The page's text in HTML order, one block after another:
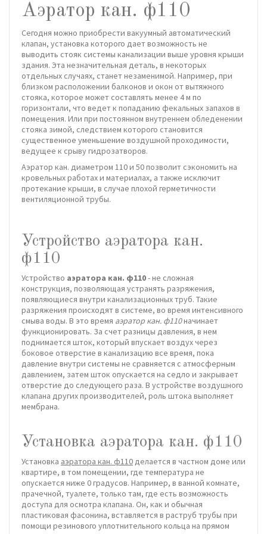
Аэратор кан. ф110
Сегодня можно приобрести вакуумный автоматический
клапан, установка которого дает возможность не
выводить стояк системы канализации выше уровня крыши
здания. Эта незначительная деталь, в некоторых
отдельных случаях, станет незаменимой. Например, при
близком расположении балконов и окон от вытяжного
стояка, которое может составлять менее 4 м по
горизонтали, что ведет к попаданию фекальных запахов в
помещения. Или при постоянном внутреннем обледенении
стояка зимой, следствием которого становится
существенное уменьшение воздушной проходимости,
ведущее к срыву гидрозатворов.
Аэратор кан. диаметром 110 и 50 позволит сэкономить на
кровельных работах и материалах, а также исключит
протекание крыши, в случае плохой герметичности
вентиляционной трубы.
Устройство аэратора кан.
ф110
Устройство аэратора кан. ф110- не сложная
конструкция, позволяющая устранять разряжения,
появляющиеся внутри канализационных труб. Такие
разряжения происходят в системе, во время интенсивного
смыва воды. В это время аэратор кан. ф110начинает
функционировать. За счет разницы давления, в нем
поднимается шток, который впускает воздух через
боковое отверстие в канализацию все время, пока
давление внутри системы не сравняется с атмосферным
давлением, затем шток опускается на седло и закрывает
отверстие до следующего раза. В устройстве воздушного
клапана других производителей, роль штока выполняет
мембрана.
Установка аэратора кан. ф110
Установка аэратора кан. ф110делается в частном доме или
квартире, в том помещении, где температура не
опускается ниже 0 градусов. Например, в ванной комнате,
прачечной, туалете, только там, где есть возможность
доступа для осмотра клапана. Он, как и обычная
пластиковая фасонина, вставляется в раструб трубы при
помощи резинового уплотнительного кольца на прямом